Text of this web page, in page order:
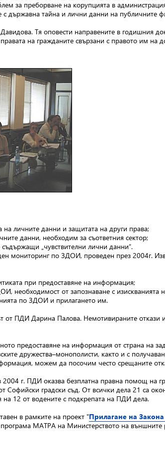
за преборване на корупцията в
държавна тайна и лични данни на публичните
Тя оповести направените в годишния
на гражданите свързани с правото им
личните данни и защитата на други права;
данни, необходим за съответния сектор;
„чувствителни лични данни“.
мониторинг по ЗДОИ, проведен през 2004г.
при предоставяне на информация;
необходимост от запознаване с изискванията
по ЗДОИ и прилагането им.
ПДИ Дарина Палова. Немотивираните откази и
предоставяне на информация от страна на
дружества–монополисти, както и с
можем да посочим често срещаните
г. ПДИ оказва безплатна правна помощ
градски съд. От всички дела 21 са
12 от водените с подкрепата на ПДИ дела.
в рамките на проект "Прилагане на
МАТРА на Министерството на